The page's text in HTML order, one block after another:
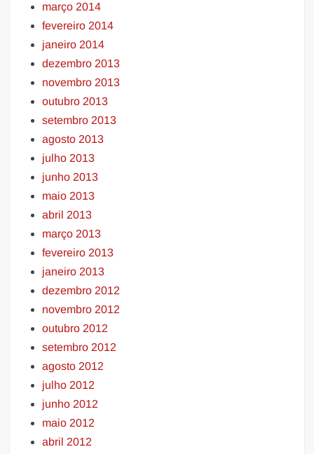
março 2014
fevereiro 2014
janeiro 2014
dezembro 2013
novembro 2013
outubro 2013
setembro 2013
agosto 2013
julho 2013
junho 2013
maio 2013
abril 2013
março 2013
fevereiro 2013
janeiro 2013
dezembro 2012
novembro 2012
outubro 2012
setembro 2012
agosto 2012
julho 2012
junho 2012
maio 2012
abril 2012